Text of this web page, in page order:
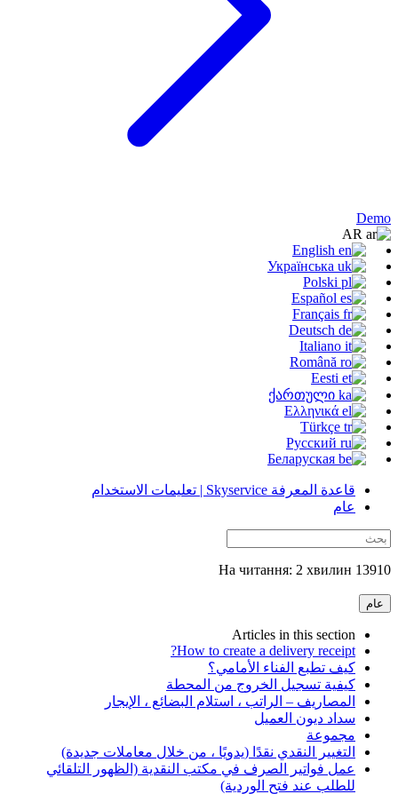
Demo
English
Українська
Polski
Español
Français
Deutsch
Italiano
Română
Eesti
ქართული
Ελληνικά
Türkçe
Русский
Беларуская
قاعدة المعرفة Skyservice | تعليمات الاستخدام
عام
13910 На читання: 2 хвилин
عام
Articles in this section
How to create a delivery receipt?
كيف تطبع الفناء الأمامي؟
كيفية تسجيل الخروج من المحطة
المصاريف – الراتب ، استلام البضائع ، الإيجار
سداد ديون العميل
مجموعة
التغيير النقدي نقدًا (يدويًا ، من خلال معاملات جديدة)
عمل فواتير الصرف في مكتب النقدية (الظهور التلقائي
للطلب عند فتح الوردية)